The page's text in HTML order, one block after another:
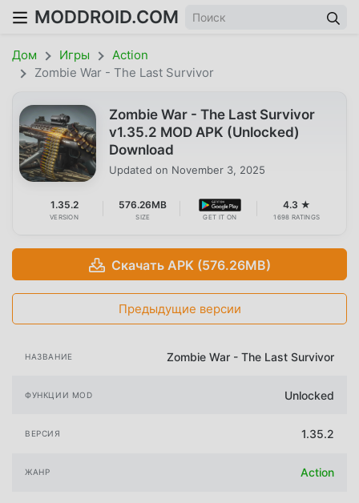
MODDROID.COM
Дом Игры
Action
Zombie War - The Last Survivor
Zombie War - The Last Survivor
v1.35.2 MOD APK (Unlocked)
Download
Updated on November 3, 2025
1.35.2
VERSION
576.26MB
SIZE GET IT ON
4.3 ★
1698 RATINGS
Скачать APK (576.26MB)
Предыдущие версии
НАЗВАНИЕ Zombie War - The Last Survivor
ФУНКЦИИ MOD Unlocked
ВЕРСИЯ 1.35.2
ЖАНР Action